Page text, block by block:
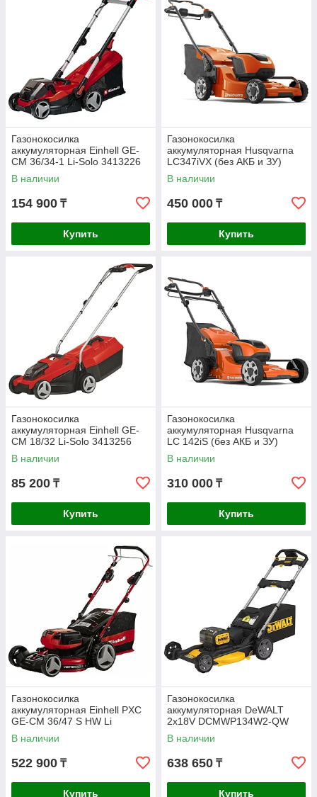
Газонокосилка
аккумуляторная Einhell GE-
CM 36/34-1 Li-Solo 3413226
В наличии
154 900 ₸
Купить
Газонокосилка
аккумуляторная Husqvarna
LC347iVX (без АКБ и ЗУ)
9678623-01
В наличии
450 000 ₸
Купить
Газонокосилка
аккумуляторная Einhell GE-
CM 18/32 Li-Solo 3413256
В наличии
85 200 ₸
Купить
Газонокосилка
аккумуляторная Husqvarna
LC 142iS (без АКБ и ЗУ)
9705419-01
В наличии
310 000 ₸
Купить
Газонокосилка
аккумуляторная Einhell PXC
GE-CM 36/47 S HW Li
4x4.0Ah 3413200
В наличии
522 900 ₸
Купить
Газонокосилка
аккумуляторная DeWALT
2х18V DCMWP134W2-QW
В наличии
638 650 ₸
Купить